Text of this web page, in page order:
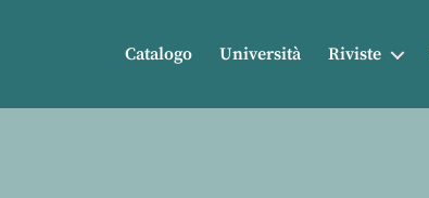
Catalogo Università Riviste